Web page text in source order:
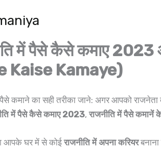
में पैसे कैसे कमाए 2023
Kaise Kamaye)
पैसे कमाने का सही तरीका जाने: अगर आपको
में पैसे कैसे कमाए 2023, राजनीति में पैसे कमानें
आपके घर में से कोई राजनीति में अपना करियर